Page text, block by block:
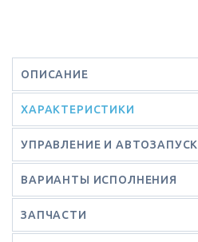
ОПИСАНИЕ
ХАРАКТЕРИСТИКИ
УПРАВЛЕНИЕ И АВТОЗАПУСК
ВАРИАНТЫ ИСПОЛНЕНИЯ
ЗАПЧАСТИ